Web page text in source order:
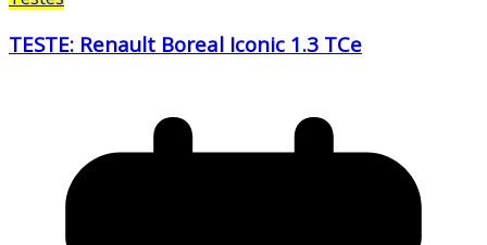
TESTE: Renault Boreal Iconic 1.3 TCe